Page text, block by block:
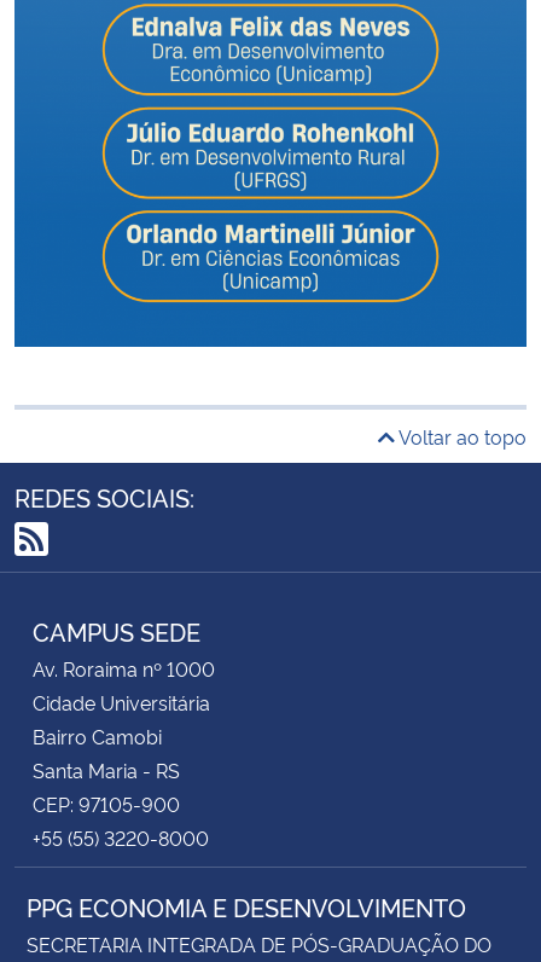
Voltar ao topo
REDES SOCIAIS:
RSS
CAMPUS SEDE
Av. Roraima nº 1000
Cidade Universitária
Bairro Camobi
Santa Maria - RS
CEP: 97105-900
+55 (55) 3220-8000
PPG ECONOMIA E DESENVOLVIMENTO
SECRETARIA INTEGRADA DE PÓS-GRADUAÇÃO DO